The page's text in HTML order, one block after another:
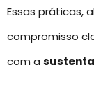
Essas práticas,
compromisso
com a